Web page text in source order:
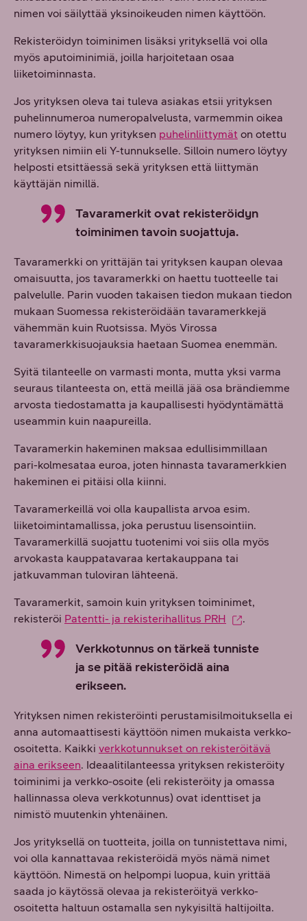
nimen voi säilyttää yksinoikeuden nimen käyttöön.
Rekisteröidyn toiminimen lisäksi yrityksellä voi olla
myös aputoiminimiä, joilla harjoitetaan osaa
liiketoiminnasta.
Jos yrityksen oleva tai tuleva asiakas etsii yrityksen
puhelinnumeroa numeropalvelusta, varmemmin oikea
numero löytyy, kun yrityksen puhelinliittymät on otettu
yrityksen nimiin eli Y-tunnukselle. Silloin numero löytyy
helposti etsittäessä sekä yrityksen että liittymän
käyttäjän nimillä.
Tavaramerkit ovat rekisteröidyn
toiminimen tavoin suojattuja.
Tavaramerkki on yrittäjän tai yrityksen kaupan olevaa
omaisuutta, jos tavaramerkki on haettu tuotteelle tai
palvelulle. Parin vuoden takaisen tiedon mukaan tiedon
mukaan Suomessa rekisteröidään tavaramerkkejä
vähemmän kuin Ruotsissa. Myös Virossa
tavaramerkkisuojauksia haetaan Suomea enemmän.
Syitä tilanteelle on varmasti monta, mutta yksi varma
seuraus tilanteesta on, että meillä jää osa brändiemme
arvosta tiedostamatta ja kaupallisesti hyödyntämättä
useammin kuin naapureilla.
Tavaramerkin hakeminen maksaa edullisimmillaan
pari-kolmesataa euroa, joten hinnasta tavaramerkkien
hakeminen ei pitäisi olla kiinni.
Tavaramerkeillä voi olla kaupallista arvoa esim.
liiketoimintamallissa, joka perustuu lisensointiin.
Tavaramerkillä suojattu tuotenimi voi siis olla myös
arvokasta kauppatavaraa kertakauppana tai
jatkuvamman tuloviran lähteenä.
Tavaramerkit, samoin kuin yrityksen toiminimet,
rekisteröi Patentti- ja rekisterihallitus PRH .
Verkkotunnus on tärkeä tunniste
ja se pitää rekisteröidä aina
erikseen.
Yrityksen nimen rekisteröinti perustamisilmoituksella ei
anna automaattisesti käyttöön nimen mukaista verkko-
osoitetta. Kaikki verkkotunnukset on rekisteröitävä
aina erikseen. Ideaalitilanteessa yrityksen rekisteröity
toiminimi ja verkko-osoite (eli rekisteröity ja omassa
hallinnassa oleva verkkotunnus) ovat identtiset ja
nimistö muutenkin yhtenäinen.
Jos yrityksellä on tuotteita, joilla on tunnistettava nimi,
voi olla kannattavaa rekisteröidä myös nämä nimet
käyttöön. Nimestä on helpompi luopua, kuin yrittää
saada jo käytössä olevaa ja rekisteröityä verkko-
osoitetta haltuun ostamalla sen nykyisiltä haltijoilta.